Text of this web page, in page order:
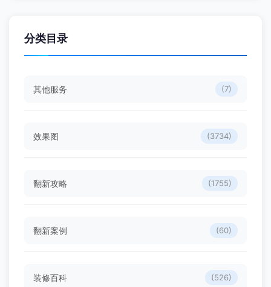
分类目录
其他服务 (7)
效果图 (3734)
翻新攻略 (1755)
翻新案例 (60)
装修百科 (526)